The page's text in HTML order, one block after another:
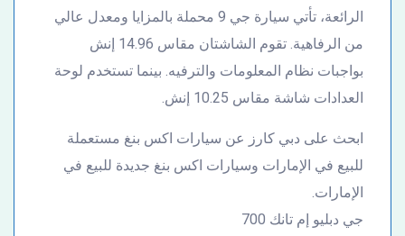
الرائعة، تأتي سيارة جي 9 محملة بالمزايا ومعدل عالي
من الرفاهية. تقوم الشاشتان مقاس 14.96 إنش
بواجبات نظام المعلومات والترفيه. بينما تستخدم لوحة
العدادات شاشة مقاس 10.25 إنش.
ابحث على دبي كارز عن سيارات اكس بنغ مستعملة
للبيع في الإمارات وسيارات اكس بنغ جديدة للبيع في
الإمارات.
جي دبليو إم تانك 700